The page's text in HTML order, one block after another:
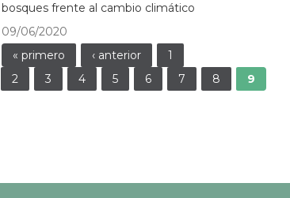
bosques frente al cambio climático
09/06/2020
Páginas
« primero ‹ anterior
1
2
3 4 5 6 7 8 9